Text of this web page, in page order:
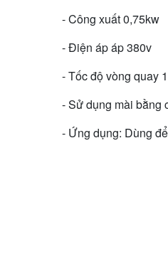
- Công xuất 0,75kw
- Điện áp áp 380v
- Tốc độ vòng quay
- Sử dụng mài bằng
- Ứng dụng: Dùng